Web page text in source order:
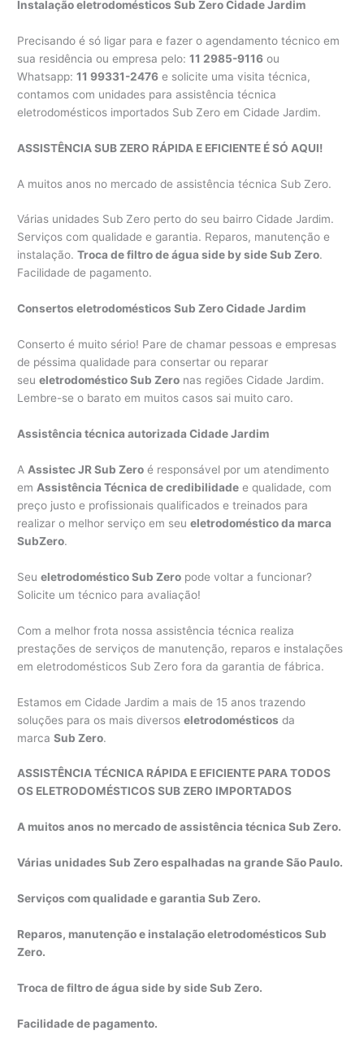
Instalação eletrodomésticos Sub Zero Cidade Jardim
Precisando é só ligar para e fazer o agendamento técnico em
sua residência ou empresa pelo:11 2985-9116 ou
Whatsapp:11 99331-2476 e solicite uma visita técnica,
contamos com unidades para assistência técnica
eletrodomésticos importados Sub Zero em Cidade Jardim.
ASSISTÊNCIA SUB ZERO RÁPIDA E EFICIENTE É SÓ AQUI!
A muitos anos no mercado de assistência técnica Sub Zero.
Várias unidades Sub Zero perto do seu bairro Cidade Jardim.
Serviços com qualidade e garantia. Reparos, manutenção e
instalação.Troca de filtro de água side by side Sub Zero.
Facilidade de pagamento.
Consertos eletrodomésticos Sub Zero Cidade Jardim
Conserto é muito sério! Pare de chamar pessoas e empresas
de péssima qualidade para consertar ou reparar
seueletrodoméstico Sub Zero nas regiões Cidade Jardim.
Lembre-se o barato em muitos casos sai muito caro.
Assistência técnica autorizada Cidade Jardim
A Assistec JR Sub Zero é responsável por um atendimento
em Assistência Técnica de credibilidade e qualidade, com
preço justo e profissionais qualificados e treinados para
realizar o melhor serviço em seueletrodoméstico da marca
SubZero.
Seueletrodoméstico Sub Zero pode voltar a funcionar?
Solicite um técnico para avaliação!
Com a melhor frota nossa assistência técnica realiza
prestações de serviços de manutenção, reparos e instalações
em eletrodomésticos Sub Zero fora da garantia de fábrica.
Estamos em Cidade Jardim a mais de 15 anos trazendo
soluções para os mais diversoseletrodomésticos da
marcaSub Zero.
ASSISTÊNCIA TÉCNICA RÁPIDA E EFICIENTE PARA TODOS
OS ELETRODOMÉSTICOS SUB ZERO IMPORTADOS
A muitos anos no mercado de assistência técnica Sub Zero.
Várias unidades Sub Zero espalhadas na grande São Paulo.
Serviços com qualidade e garantia Sub Zero.
Reparos, manutenção e instalação eletrodomésticos Sub
Zero.
Troca de filtro de água side by side Sub Zero.
Facilidade de pagamento.